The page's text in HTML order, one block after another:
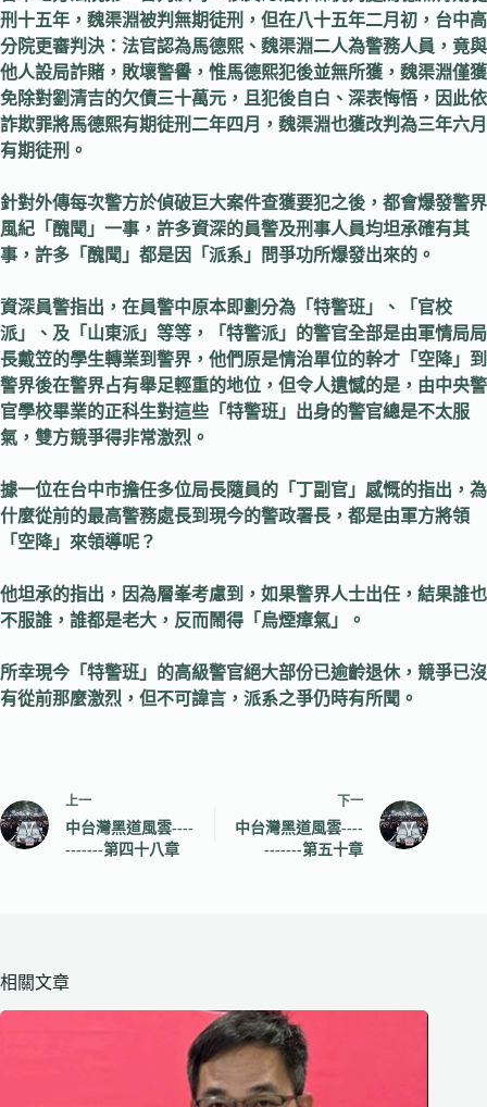
刑十五年，魏渠淵被判無期徒刑，但在八十五年二月初，台中高
分院更審判決：法官認為馬德熙、魏渠淵二人為警務人員，竟與
他人設局詐賭，敗壞警譽，惟馬德熙犯後並無所獲，魏渠淵僅獲
免除對劉清吉的欠債三十萬元，且犯後自白、深表悔悟，因此依
詐欺罪將馬德熙有期徒刑二年四月，魏渠淵也獲改判為三年六月
有期徒刑。
針對外傳每次警方於偵破巨大案件查獲要犯之後，都會爆發警界
風紀「醜聞」一事，許多資深的員警及刑事人員均坦承確有其
事，許多「醜聞」都是因「派系」問爭功所爆發出來的。
資深員警指出，在員警中原本即劃分為「特警班」、「官校
派」、及「山東派」等等，「特警派」的警官全部是由軍情局局
長戴笠的學生轉業到警界，他們原是情治單位的幹才「空降」到
警界後在警界占有舉足輕重的地位，但令人遺憾的是，由中央警
官學校畢業的正科生對這些「特警班」出身的警官總是不太服
氣，雙方競爭得非常激烈。
據一位在台中市擔任多位局長隨員的「丁副官」感慨的指出，為
什麼從前的最高警務處長到現今的警政署長，都是由軍方將領
「空降」來領導呢？
他坦承的指出，因為層峯考慮到，如果警界人士出任，結果誰也
不服誰，誰都是老大，反而鬧得「烏煙瘴氣」。
所幸現今「特警班」的高級警官絕大部份已逾齡退休，競爭已沒
有從前那麼激烈，但不可諱言，派系之爭仍時有所聞。
上一
中台灣黑道風雲----
-------第四十八章
下一
中台灣黑道風雲----
-------第五十章
相關文章